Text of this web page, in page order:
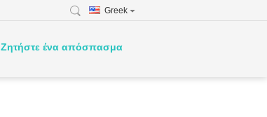
Greek
Ζητήστε ένα απόσπασμα